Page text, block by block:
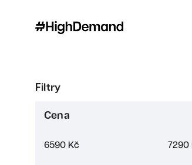
Filtry
Cena
6590 Kč 7290